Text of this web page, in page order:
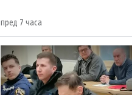
пред 7 часа